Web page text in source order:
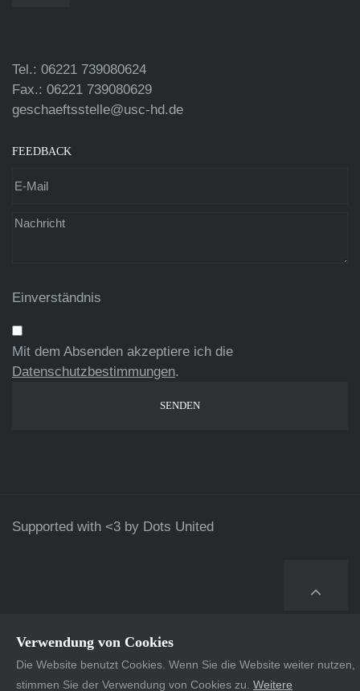
Tel.: 06221 739080624
Fax.: 06221 739080629
geschaeftsstelle@usc-hd.de
FEEDBACK
Einverständnis
Mit dem Absenden akzeptiere ich die
Datenschutzbestimmungen.
Supported with <3 by Dots United
Verwendung von Cookies
Die Website benutzt Cookies. Wenn Sie die Website weiter nutzen,
stimmen Sie der Verwendung von Cookies zu. Weitere